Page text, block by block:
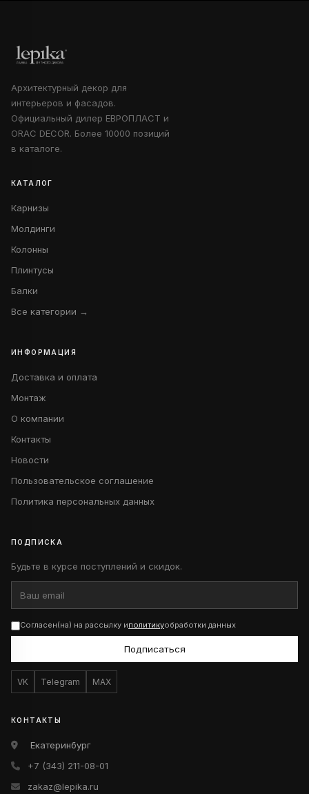
Архитектурный декор для
интерьеров и фасадов.
Официальный дилер ЕВРОПЛАСТ и
ORAC DECOR. Более 10000 позиций
в каталоге.
КАТАЛОГ
Карнизы
Молдинги
Колонны
Плинтусы
Балки
Все категории →
ИНФОРМАЦИЯ
Доставка и оплата
Монтаж
О компании
Контакты
Новости
Пользовательское соглашение
Политика персональных данных
ПОДПИСКА
Будьте в курсе поступлений и скидок.
Согласен(на) на рассылку иполитикуобработки данных
Подписаться
VK Telegram MAX
КОНТАКТЫ
Екатеринбург
+7 (343) 211-08-01
zakaz@lepika.ru